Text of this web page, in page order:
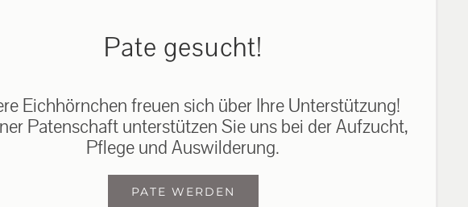
Pate gesucht!
Eichhörnchen freuen sich über Ihre Unterstützung!
Patenschaft unterstützen Sie uns bei der Aufzucht,
Pflege und Auswilderung.
PATE WERDEN